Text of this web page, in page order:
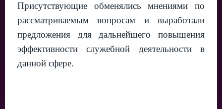
Присутствующие обменялись мнениями по
рассматриваемым вопросам и выработали
предложения для дальнейшего повышения
эффективности служебной деятельности в
данной сфере.